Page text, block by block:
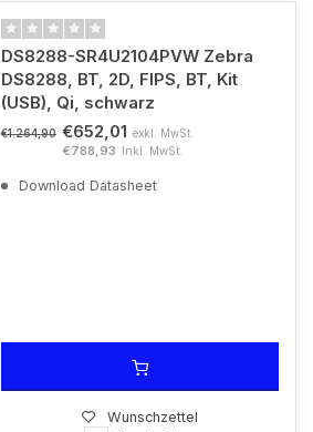
DS8288-SR4U2104PVW Zebra
DS8288, BT, 2D, FIPS, BT, Kit
(USB), Qi, schwarz
€1.264,90 €652,01 exkl. MwSt.
€788,93 Inkl. MwSt.
Download Datasheet
Wunschzettel